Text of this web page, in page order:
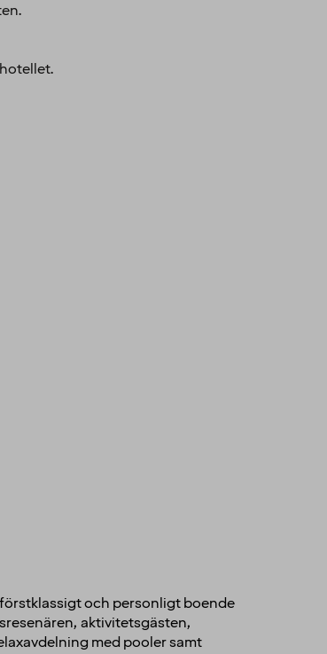
och personligt boende
aktivitetsgästen,
med pooler samt